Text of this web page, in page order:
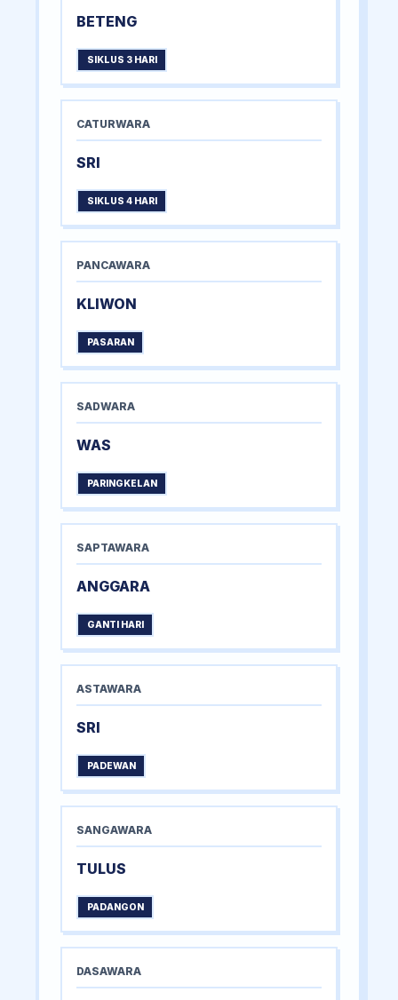
BETENG
SIKLUS 3 HARI
CATURWARA
SRI
SIKLUS 4 HARI
PANCAWARA
KLIWON
PASARAN
SADWARA
WAS
PARINGKELAN
SAPTAWARA
ANGGARA
GANTI HARI
ASTAWARA
SRI
PADEWAN
SANGAWARA
TULUS
PADANGON
DASAWARA